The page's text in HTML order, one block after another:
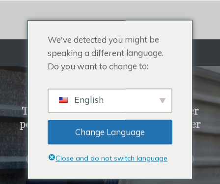
Menù
SISTEMA REHAIR
Tutto su parrucchino da uomo, topper
per capelli per donne, parrucchino per
celebrità e perdita di capelli.
Fare clic per acquistare sistemi di capelli
We've detected you might be
speaking a different language.
Do you want to change to:
English
Change Language
Close and do not switch language